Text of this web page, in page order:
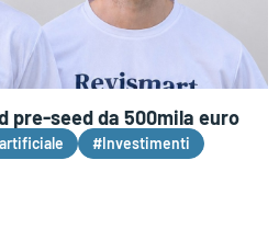
pre-seed da 500mila euro
#Investimenti